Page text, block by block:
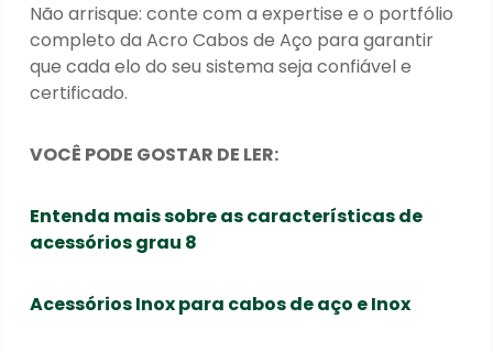
Não arrisque: conte com a expertise e o portfólio
completo da Acro Cabos de Aço para garantir
que cada elo do seu sistema seja confiável e
certificado.
VOCÊ PODE GOSTAR DE LER:
Entenda mais sobre as características de
acessórios grau 8
Acessórios Inox para cabos de aço e Inox